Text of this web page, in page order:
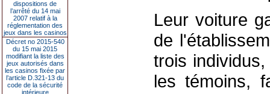
dispositions de
l’arrêté du 14 mai
2007 relatif à la
réglementation des
jeux dans les casinos
Décret no 2015-540
du 15 mai 2015
modifiant la liste des
jeux autorisés dans
les casinos fixée par
l’article D.321-13 du
code de la sécurité
intérieure
Leur voiture
de
trois
les témoins,